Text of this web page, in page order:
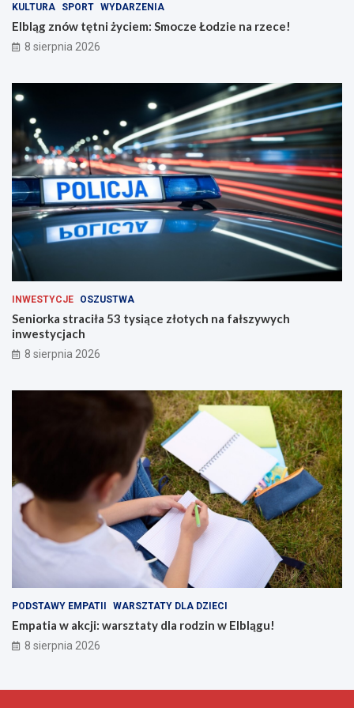
n
d
r
a
c
!
KULTURA SPORT WYDARZENIA
Elbląg znów tętni życiem: Smocze Łodzie na rzece!
8 sierpnia 2026
INWESTYCJE OSZUSTWA
Seniorka straciła 53 tysiące złotych na fałszywych
inwestycjach
8 sierpnia 2026
PODSTAWY EMPATII WARSZTATY DLA DZIECI
Empatia w akcji: warsztaty dla rodzin w Elblągu!
8 sierpnia 2026